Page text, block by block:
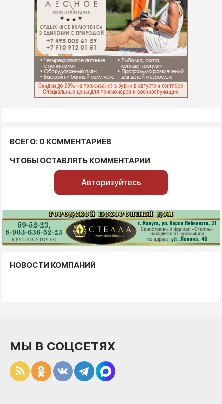
ВСЕГО: 0 КОММЕНТАРИЕВ
ЧТОБЫ ОСТАВЛЯТЬ КОММЕНТАРИИ
Авторизуйтесь
НОВОСТИ КОМПАНИЙ
МЫ В СОЦСЕТЯХ